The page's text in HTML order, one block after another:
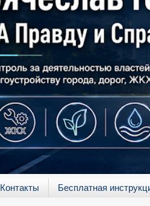
Контакты Бесплатная